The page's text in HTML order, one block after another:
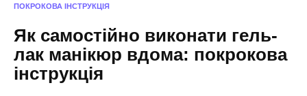
ПОКРОКОВА ІНСТРУКЦІЯ
Як самостійно виконати гель-
лак манікюр вдома: покрокова
інструкція